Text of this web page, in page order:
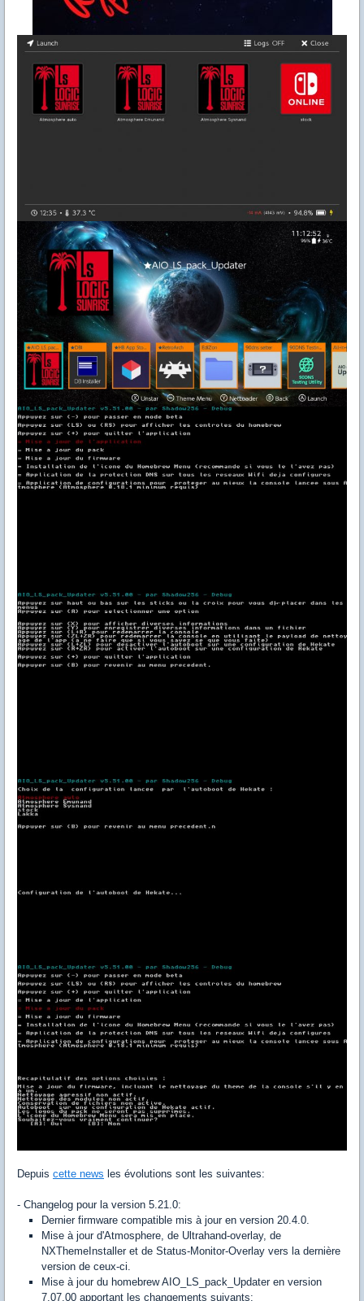
Depuis cette news les évolutions sont les suivantes:
- Changelog pour la version 5.21.0:
Dernier firmware compatible mis à jour en version 20.4.0.
Mise à jour d'Atmosphere, de Ultrahand-overlay, de
NXThemeInstaller et de Status-Monitor-Overlay vers la dernière
version de ceux-ci.
Mise à jour du homebrew AIO_LS_pack_Updater en version
7.07.00 apportant les changements suivants: